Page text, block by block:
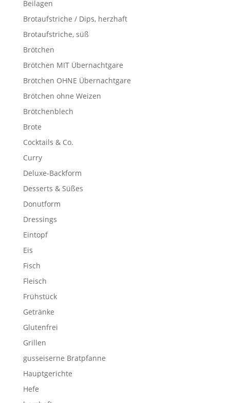
Beilagen
Brotaufstriche / Dips, herzhaft
Brotaufstriche, süß
Brötchen
Brötchen MIT Übernachtgare
Brötchen OHNE Übernachtgare
Brötchen ohne Weizen
Brötchenblech
Brote
Cocktails & Co.
Curry
Deluxe-Backform
Desserts & Süßes
Donutform
Dressings
Eintopf
Eis
Fisch
Fleisch
Frühstück
Getränke
Glutenfrei
Grillen
gusseiserne Bratpfanne
Hauptgerichte
Hefe